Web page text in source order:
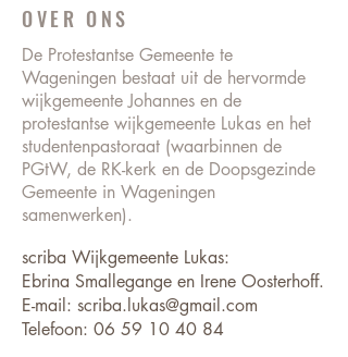
OVER ONS
De Protestantse Gemeente te
Wageningen bestaat uit de hervormde
wijkgemeente Johannes en de
protestantse wijkgemeente Lukas en het
studentenpastoraat (waarbinnen de
PGtW, de RK-kerk en de Doopsgezinde
Gemeente in Wageningen
samenwerken).
scriba Wijkgemeente Lukas:
Ebrina Smallegange en Irene Oosterhoff.
E-mail: scriba.lukas@gmail.com
Telefoon: 06 59 10 40 84